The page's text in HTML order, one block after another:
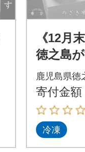
《12月
徳之島
る“のざ
ギフト
鹿児島県徳
寄付金額
冷凍